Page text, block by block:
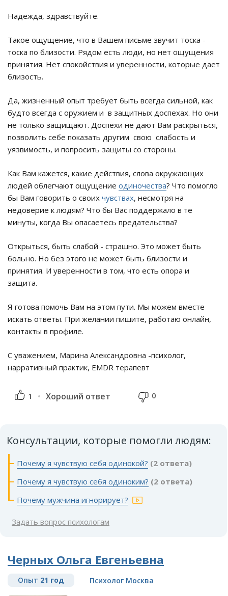
Надежда, здравствуйте.
Такое ощущение, что в Вашем письме звучит тоска -
тоска по близости. Рядом есть люди, но нет ощущения
принятия. Нет спокойствия и уверенности, которые дает
близость.
Да, жизненный опыт требует быть всегда сильной, как
будто всегда с оружием и в защитных доспехах. Но они
не только защищают. Доспехи не дают Вам раскрыться,
позволить себе показать другим свою слабость и
уязвимость, и попросить защиты со стороны.
Как Вам кажется, какие действия, слова окружающих
людей облегчают ощущение одиночества? Что помогло
бы Вам говорить о своих чувствах, несмотря на
недоверие к людям? Что бы Вас поддержало в те
минуты, когда Вы опасаетесь предательства?
Открыться, быть слабой - страшно. Это может быть
больно. Но без этого не может быть близости и
принятия. И уверенности в том, что есть опора и
защита.
Я готова помочь Вам на этом пути. Мы можем вместе
искать ответы. При желании пишите, работаю онлайн,
контакты в профиле.
С уважением, Марина Александровна -психолог,
нарративный практик, EMDR терапевт
1 Хороший ответ 0
Консультации, которые помогли людям:
Почему я чувствую себя одинокой? (2 ответа)
Почему я чувствую себя одиноким? (2 ответа)
Почему мужчина игнорирует?
Задать вопрос психологам
Черных Ольга Евгеньевна
Опыт 21 год Психолог Москва